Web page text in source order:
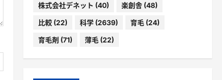
株式会社デネット (40) 楽創舎(48)
比較(22) 科学(2639) 育毛(24)
育毛剤 (71) 薄毛(22)